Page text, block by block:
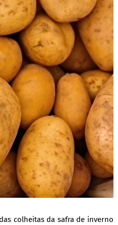
colheitas da safra de inverno